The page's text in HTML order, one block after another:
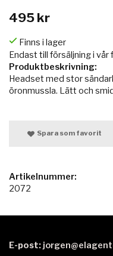
495 kr
Finns i lager
Endast till försäljning i
Produktbeskrivning:
Headset med stor
öronmussla. Lätt och
Spara som favorit
Artikelnummer:
2072
E-post: